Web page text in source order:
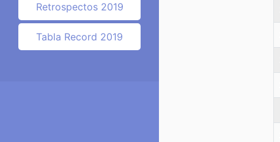
Retrospectos 2019
Tabla Record 2019